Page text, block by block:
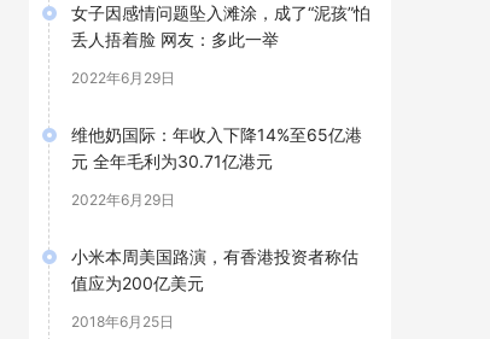
女子因感情问题坠入滩涂，成了“泥孩”怕
丢人捂着脸 网友：多此一举
2022年6月29日
维他奶国际：年收入下降14%至65亿港
元 全年毛利为30.71亿港元
2022年6月29日
小米本周美国路演，有香港投资者称估
值应为200亿美元
2018年6月25日